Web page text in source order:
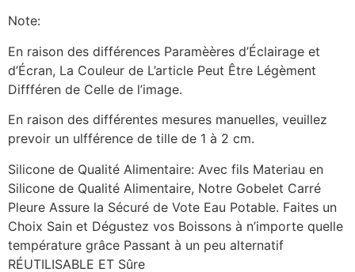
Note:
En raison des différences Paramèères d’Éclairage et
d’Écran, La Couleur de L’article Peut Être Légèment
Diffféren de Celle de l’image.
En raison des différentes mesures manuelles, veuillez
prevoir un ulfférence de tille de 1 à 2 cm.
Silicone de Qualité Alimentaire: Avec fils Materiau en
Silicone de Qualité Alimentaire, Notre Gobelet Carré
Pleure Assure la Sécuré de Vote Eau Potable. Faites un
Choix Sain et Dégustez vos Boissons à n’importe quelle
température grâce Passant à un peu alternatif
RÉUTILISABLE ET Sûre